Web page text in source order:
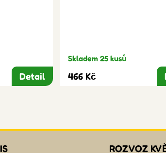
Detail
Skladem 25 kusů
466 Kč
ROZVOZ